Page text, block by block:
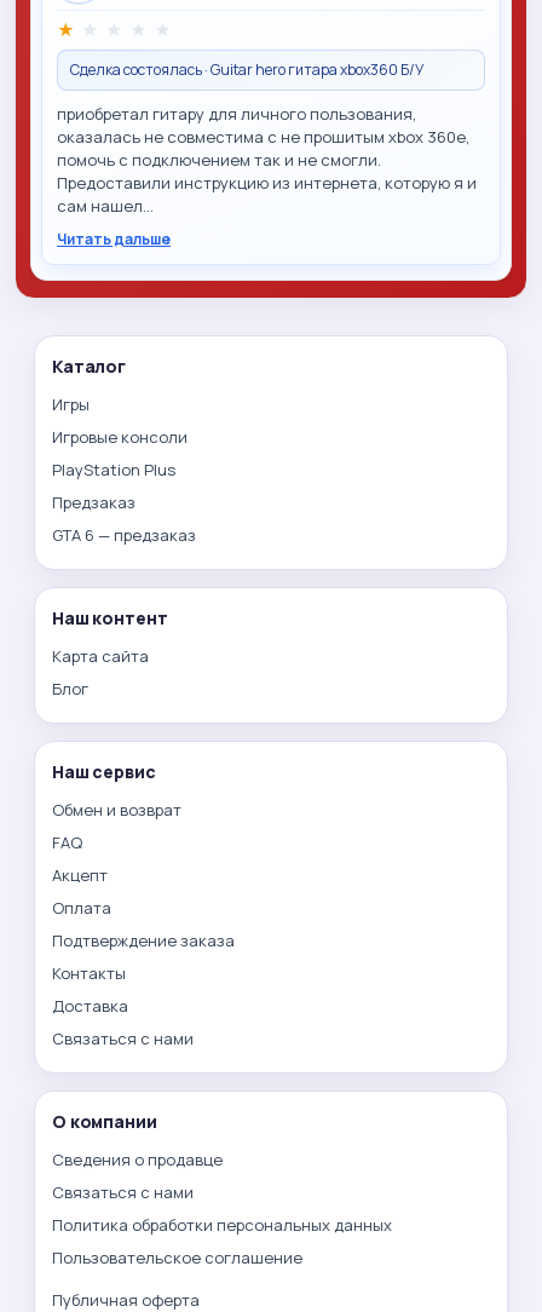
★ ★ ★ ★ ★
Сделка состоялась · Guitar hero гитара xbox360 Б/У
приобретал гитару для личного пользования,
оказалась не совместима с не прошитым xbox 360e,
помочь с подключением так и не смогли.
Предоставили инструкцию из интернета, которую я и
сам нашел…
Читать дальше
Каталог
Игры
Игровые консоли
PlayStation Plus
Предзаказ
GTA 6 — предзаказ
Наш контент
Карта сайта
Блог
Наш сервис
Обмен и возврат
FAQ
Акцепт
Оплата
Подтверждение заказа
Контакты
Доставка
Связаться с нами
О компании
Сведения о продавце
Связаться с нами
Политика обработки персональных данных
Пользовательское соглашение
Публичная оферта